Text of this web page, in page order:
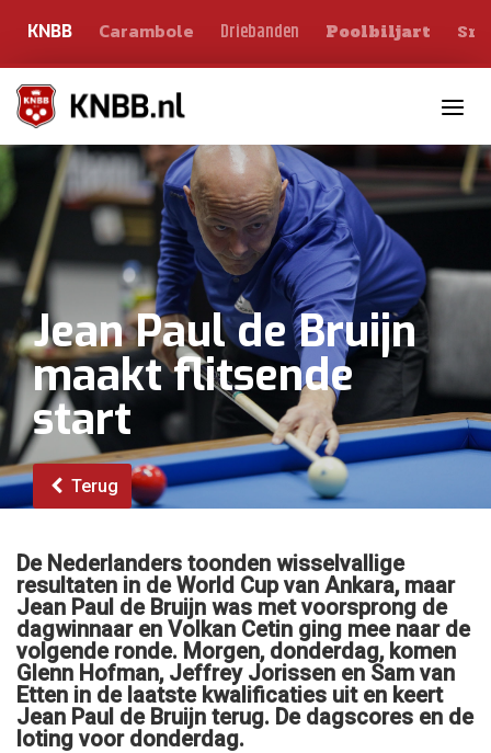
KNBB Carambole Driebanden Poolbiljart
Jean Paul de Bruijn
maakt flitsende
start
Terug
De Nederlanders toonden wisselvallige
resultaten in de World Cup van Ankara, maar
Jean Paul de Bruijn was met voorsprong de
dagwinnaar en Volkan Cetin ging mee naar de
volgende ronde. Morgen, donderdag, komen
Glenn Hofman, Jeffrey Jorissen en Sam van
Etten in de laatste kwalificaties uit en keert
Jean Paul de Bruijn terug. De dagscores en de
loting voor donderdag.